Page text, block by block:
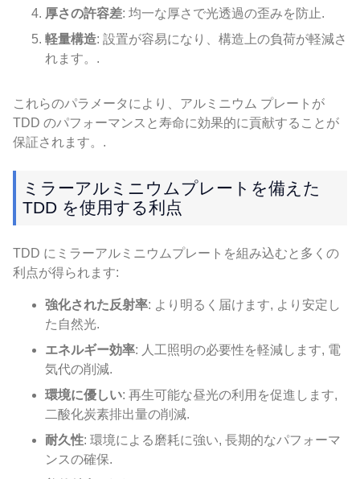
厚さの許容差: 均一な厚さで光透過の歪みを防止.
軽量構造: 設置が容易になり、構造上の負荷が軽減さ
れます。.
これらのパラメータにより、アルミニウム プレートが
TDD のパフォーマンスと寿命に効果的に貢献することが
保証されます。.
ミラーアルミニウムプレートを備えた
TDD を使用する利点
TDD にミラーアルミニウムプレートを組み込むと多くの
利点が得られます:
強化された反射率: より明るく届けます, より安定し
た自然光.
エネルギー効率: 人工照明の必要性を軽減します, 電
気代の削減.
環境に優しい: 再生可能な昼光の利用を促進します,
二酸化炭素排出量の削減.
耐久性: 環境による磨耗に強い, 長期的なパフォーマ
ンスの確保.